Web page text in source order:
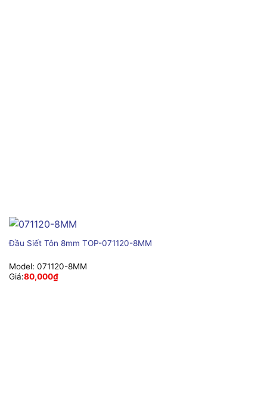
Đầu Siết Tôn 8mm TOP-071120-8MM
Model: 071120-8MM
Giá:80,000₫